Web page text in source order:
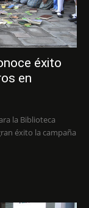
éxito
en
la Biblioteca